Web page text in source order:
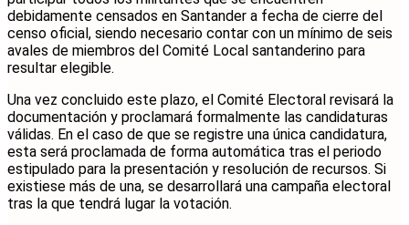
debidamente censados en Santander a fecha de cierre del
censo oficial, siendo necesario contar con un mínimo de seis
avales de miembros del Comité Local santanderino para
resultar elegible.
Una vez concluido este plazo, el Comité Electoral revisará la
documentación y proclamará formalmente las candidaturas
válidas. En el caso de que se registre una única candidatura,
esta será proclamada de forma automática tras el periodo
estipulado para la presentación y resolución de recursos. Si
existiese más de una, se desarrollará una campaña electoral
tras la que tendrá lugar la votación.